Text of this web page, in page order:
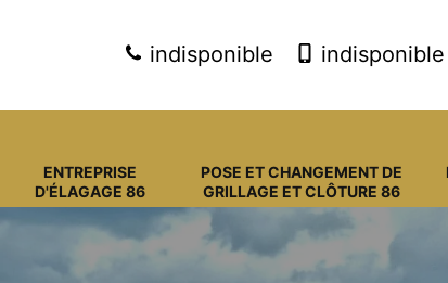
indisponible indisponible
ENTREPRISE
D'ÉLAGAGE 86
POSE ET CHANGEMENT DE
GRILLAGE ET CLÔTURE 86